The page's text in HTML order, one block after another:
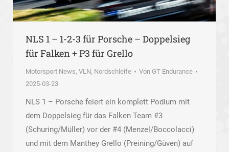
NLS 1 – 1-2-3 für Porsche – Doppelsieg
für Falken + P3 für Grello
Motorsport News, VLN, Nordschleife Von GT Endurance
2025-03-23
NLS 1 – Porsche feiert ein komplett Podium mit
dem Doppelsieg für das Falken Team #3
(Schuring/Müller) vor der #4 (Menzel/Boccolacci)
und mit dem Manthey Grello (Preining/Güven) auf